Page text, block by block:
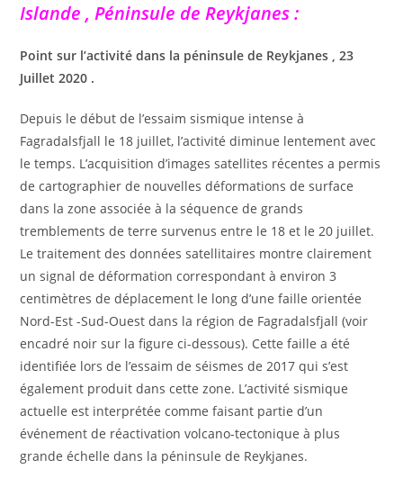
Islande , Péninsule de Reykjanes :
Point sur l’activité dans la péninsule de Reykjanes , 23
Juillet 2020 .
Depuis le début de l’essaim sismique intense à
Fagradalsfjall le 18 juillet, l’activité diminue lentement avec
le temps. L’acquisition d’images satellites récentes a permis
de cartographier de nouvelles déformations de surface
dans la zone associée à la séquence de grands
tremblements de terre survenus entre le 18 et le 20 juillet.
Le traitement des données satellitaires montre clairement
un signal de déformation correspondant à environ 3
centimètres de déplacement le long d’une faille orientée
Nord-Est -Sud-Ouest dans la région de Fagradalsfjall (voir
encadré noir sur la figure ci-dessous). Cette faille a été
identifiée lors de l’essaim de séismes de 2017 qui s’est
également produit dans cette zone. L’activité sismique
actuelle est interprétée comme faisant partie d’un
événement de réactivation volcano-tectonique à plus
grande échelle dans la péninsule de Reykjanes.